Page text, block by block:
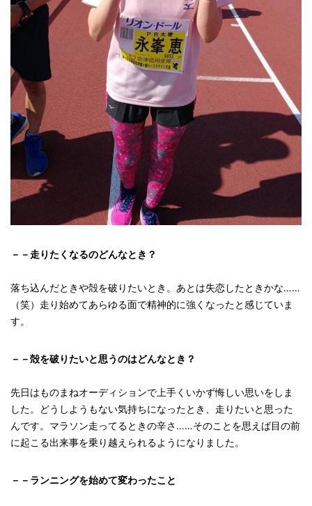
－－走りたくなるのどんなとき？
落ち込んだときや殻を破りたいとき。あとは失恋したときかな……
（笑）走り始めてあらゆる面で精神的に強くなったと感じていま
す。
－－殻を破りたいと思うのはどんなとき？
先日はものまねオーディションで上手くいかず悔しい思いをしま
した。どうしようもない気持ちになったとき、走りたいと思った
んです。マラソン走ってるときの辛さ……そのことを思えば目の前
に起こる出来事を乗り越えられるようになりました。
－－ランニングを始めて変わったこと